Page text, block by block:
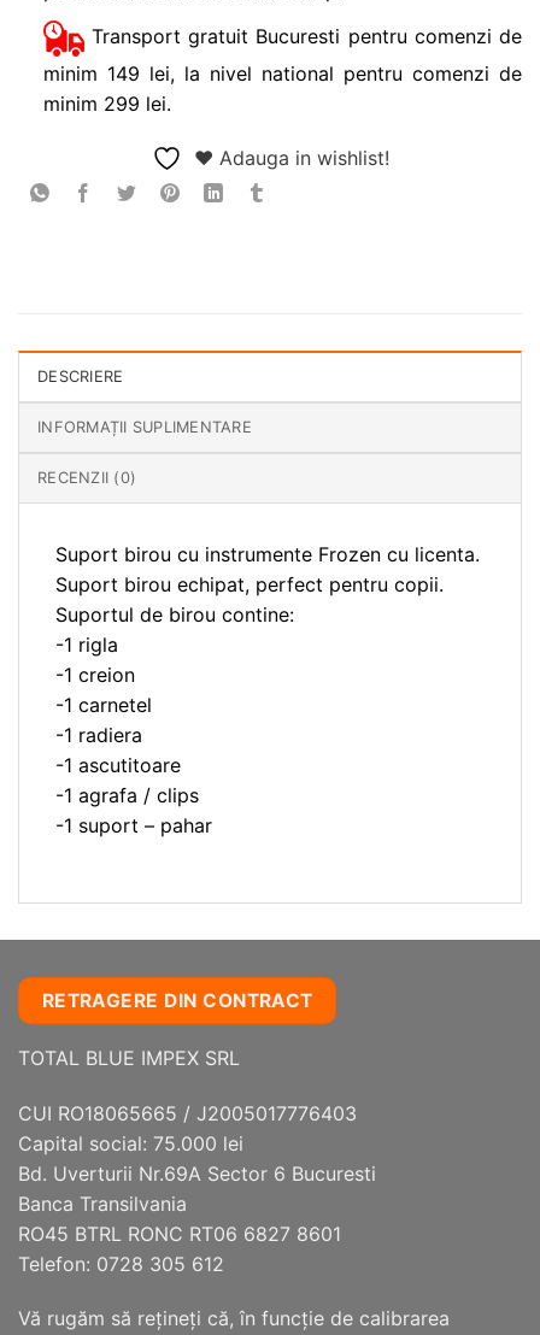
Transport gratuit Bucuresti pentru comenzi de
minim 149 lei, la nivel national pentru comenzi de
minim 299 lei.
❤ Adauga in wishlist!
DESCRIERE
INFORMAȚII SUPLIMENTARE
RECENZII (0)
Suport birou cu instrumente Frozen cu licenta.
Suport birou echipat, perfect pentru copii.
Suportul de birou contine:
-1 rigla
-1 creion
-1 carnetel
-1 radiera
-1 ascutitoare
-1 agrafa / clips
-1 suport – pahar
RETRAGERE DIN CONTRACT
TOTAL BLUE IMPEX SRL
CUI RO18065665 / J2005017776403
Capital social: 75.000 lei
Bd. Uverturii Nr.69A Sector 6 Bucuresti
Banca Transilvania
RO45 BTRL RONC RT06 6827 8601
Telefon: 0728 305 612
Vă rugăm să reţineţi că, în funcţie de calibrarea